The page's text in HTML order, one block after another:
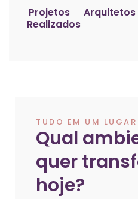
Projetos
Realizados
Arquitetos
TUDO EM UM LUGAR
Qual
quer
hoje?